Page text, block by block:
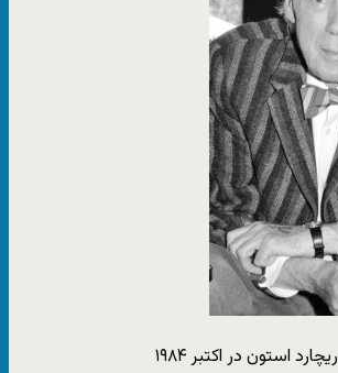
ریچارد استون در اکتبر ۱۹۸۴